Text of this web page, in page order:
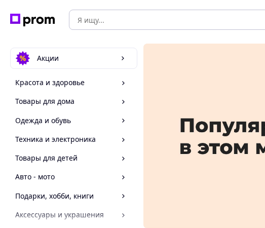
Акции
Красота и здоровье
Товары для дома
Одежда и обувь
Техника и электроника
Товары для детей
Авто - мото
Подарки, хобби, книги
Аксессуары и украшения